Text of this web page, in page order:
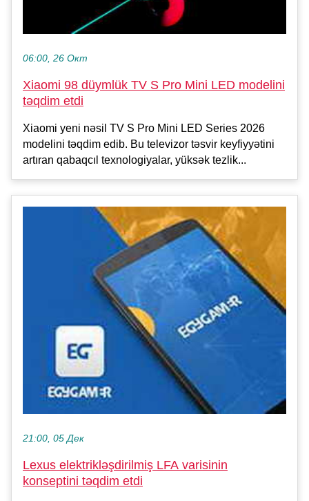
06:00, 26 Окт
Xiaomi 98 düymlük TV S Pro Mini LED modelini
təqdim etdi
Xiaomi yeni nəsil TV S Pro Mini LED Series 2026
modelini təqdim edib. Bu televizor təsvir keyfiyyətini
artıran qabaqcıl texnologiyalar, yüksək tezlik...
21:00, 05 Дек
Lexus elektrikləşdirilmiş LFA varisinin
konseptini təqdim etdi